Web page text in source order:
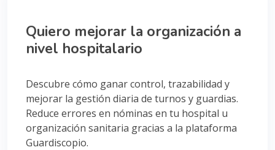
Quiero mejorar la organización a
nivel hospitalario
Descubre cómo ganar control, trazabilidad y
mejorar la gestión diaria de turnos y guardias.
Reduce errores en nóminas en tu hospital u
organización sanitaria gracias a la plataforma
Guardiscopio.